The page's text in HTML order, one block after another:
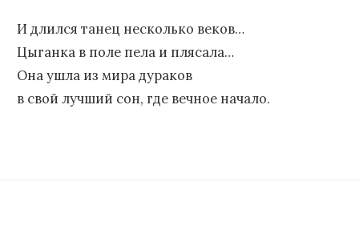
И длился танец несколько веков…
Цыганка в поле пела и плясала…
Она ушла из мира дураков
в свой лучший сон, где вечное начало.